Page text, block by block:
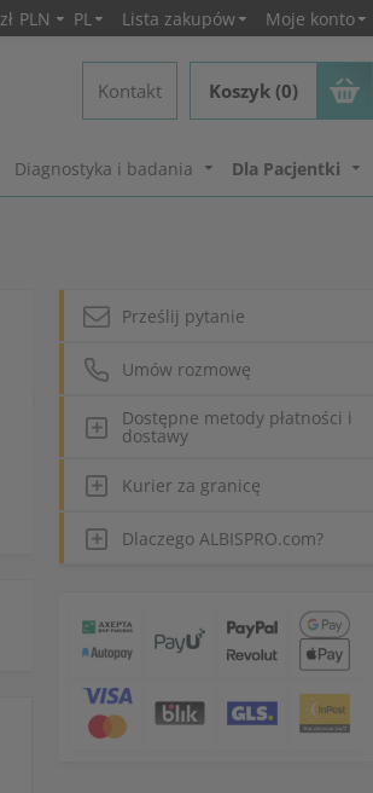
zł PLN PL Lista zakupów Moje konto
Kontakt Koszyk (0)
Diagnostyka i badania Dla Pacjentki
Prześlij pytanie
Umów rozmowę
Dostępne metody płatności i
dostawy
Kurier za granicę
Dlaczego ALBISPRO.com?